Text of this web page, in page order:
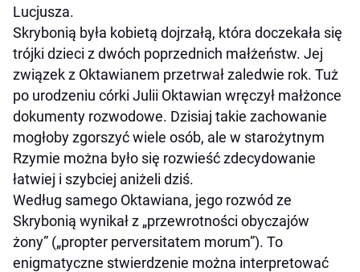
Lucjusza.
Skrybonią była kobietą dojrzałą, która doczekała się
trójki dzieci z dwóch poprzednich małżeństw. Jej
związek z Oktawianem przetrwał zaledwie rok. Tuż
po urodzeniu córki Julii Oktawian wręczył małżonce
dokumenty rozwodowe. Dzisiaj takie zachowanie
mogłoby zgorszyć wiele osób, ale w starożytnym
Rzymie można było się rozwieść zdecydowanie
łatwiej i szybciej aniżeli dziś.
Według samego Oktawiana, jego rozwód ze
Skrybonią wynikał z „przewrotności obyczajów
żony” („propter perversitatem morum”). To
enigmatyczne stwierdzenie można interpretować